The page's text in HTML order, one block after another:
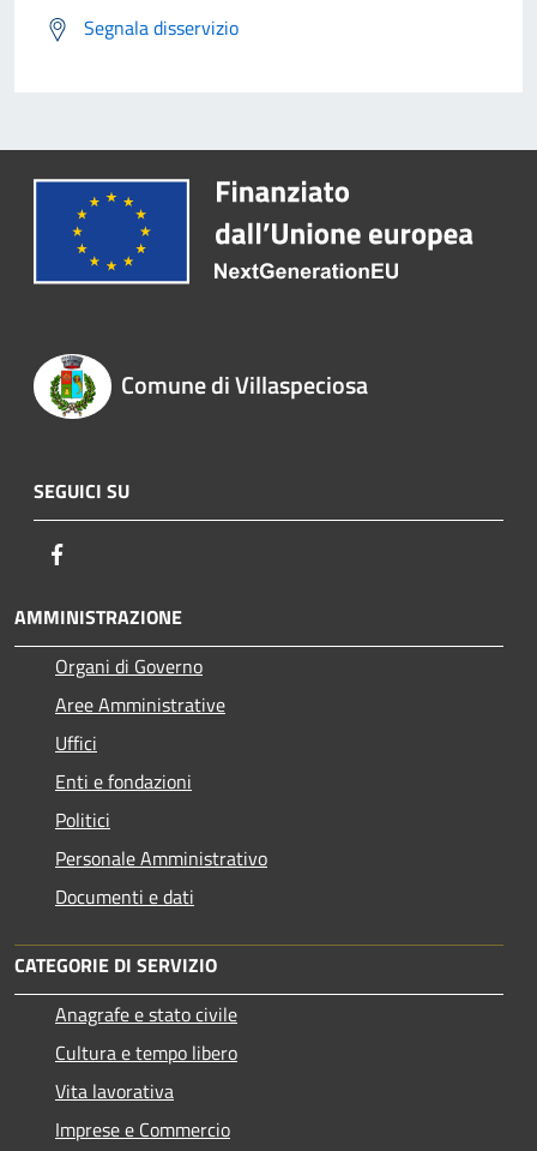
Segnala disservizio
Comune di Villaspeciosa
SEGUICI SU
AMMINISTRAZIONE
Organi di Governo
Aree Amministrative
Uffici
Enti e fondazioni
Politici
Personale Amministrativo
Documenti e dati
CATEGORIE DI SERVIZIO
Anagrafe e stato civile
Cultura e tempo libero
Vita lavorativa
Imprese e Commercio